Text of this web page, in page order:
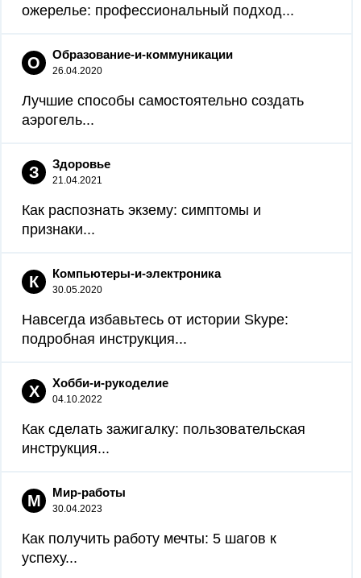
ожерелье: профессиональный подход...
О Образование-и-коммуникации
26.04.2020
Лучшие способы самостоятельно создать
аэрогель...
З Здоровье
21.04.2021
Как распознать экзему: симптомы и
признаки...
К Компьютеры-и-электроника
30.05.2020
Навсегда избавьтесь от истории Skype:
подробная инструкция...
Х Хобби-и-рукоделие
04.10.2022
Как сделать зажигалку: пользовательская
инструкция...
М Мир-работы
30.04.2023
Как получить работу мечты: 5 шагов к
успеху...